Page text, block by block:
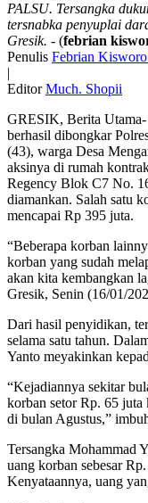
PALSU. Tersangka
tersnabka penyuplai
Gresik. - (febrian
Penulis Febrian
|
Editor Much. Shopii
GRESIK, Berita
berhasil dibongkar
(43), warga Desa
aksinya di rumah
Regency Blok C7 No.
diamankan. Salah satu
mencapai Rp 395 juta.
“Beberapa korban
korban yang sudah
akan kita kembangkan
Gresik, Senin (16/01/
Dari hasil penyidikan,
selama satu tahun.
Yanto meyakinkan
“Kejadiannya sekitar
korban setor Rp. 65
di bulan Agustus,”
Tersangka Mohammad
uang korban sebesar
Kenyataannya, uang